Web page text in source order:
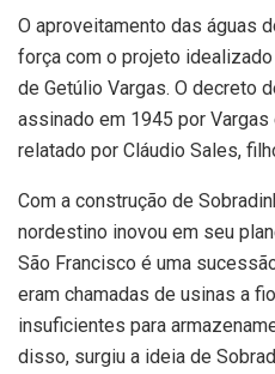
O aproveitamento das águas
força com o projeto
de Getúlio Vargas. O decreto
assinado em 1945 por
relatado por Cláudio Sales,
Com a construção de
nordestino inovou em seu
São Francisco é uma
eram chamadas de usinas a
insuficientes para
disso, surgiu a ideia de